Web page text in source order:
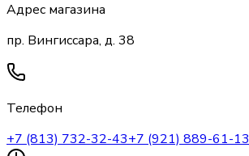
Адрес магазина
пр. Вингиссара, д. 38
Телефон
+7 (813) 732-32-43+7 (921) 889-61-13